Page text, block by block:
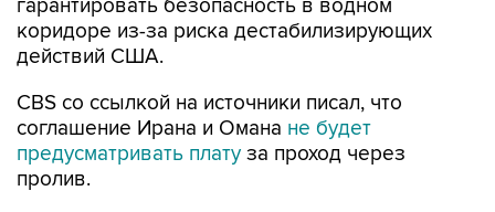
гарантировать безопасность в водном
коридоре из-за риска дестабилизирующих
действий США.
CBS со ссылкой на источники писал, что
соглашение Ирана и Омана не будет
предусматривать плату за проход через
пролив.